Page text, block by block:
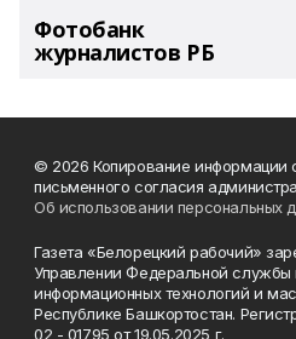
Фотобанк
журналистов РБ
© 2026 Копирование информации
письменного согласия
Об использовании персональных
Газета «Белорецкий рабочий»
Управлении Федеральной службы
информационных технологий и
Республике Башкортостан.
02 - 01795 от 19.05.2025 г.